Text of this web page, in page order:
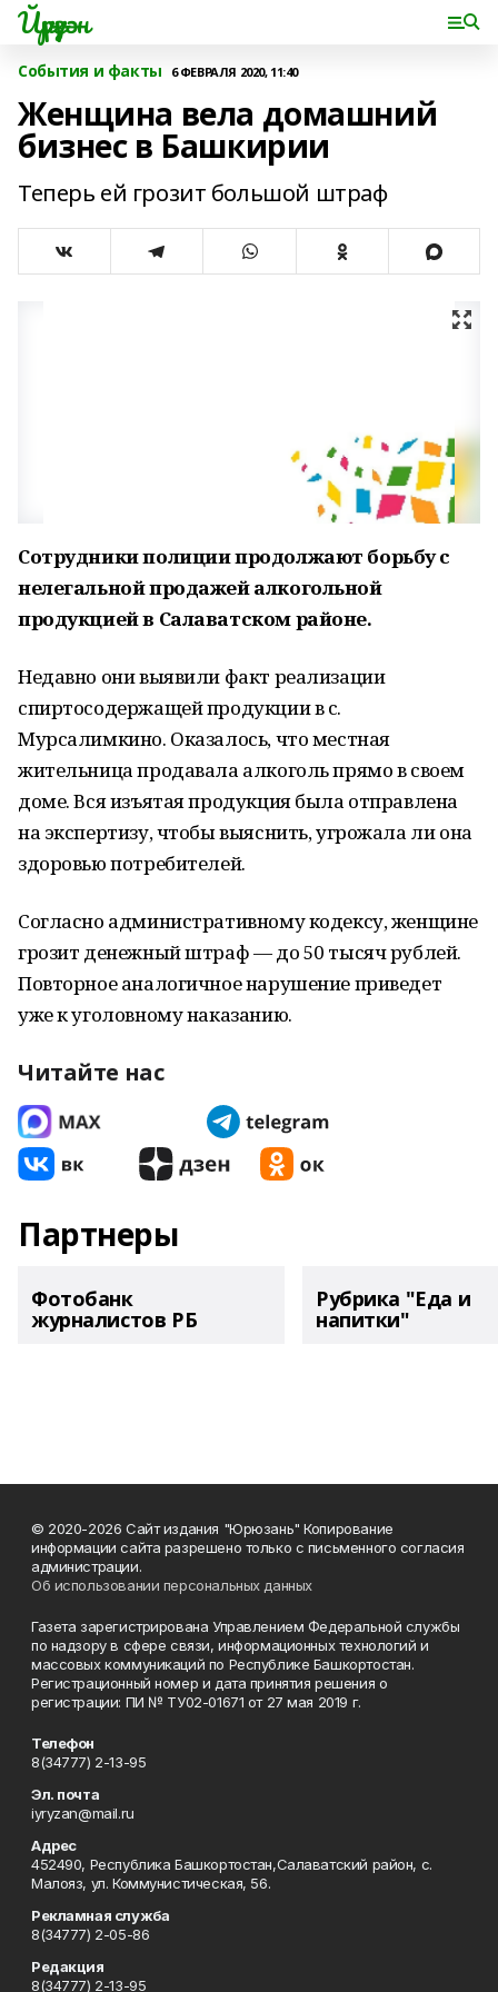
Йүрүҙән
События и факты 6 ФЕВРАЛЯ 2020, 11:40
Женщина вела домашний
бизнес в Башкирии
Теперь ей грозит большой штраф
Сотрудники полиции продолжают борьбу с
нелегальной продажей алкогольной
продукцией в Салаватском районе.
Недавно они выявили факт реализации
спиртосодержащей продукции в с.
Мурсалимкино. Оказалось, что местная
жительница продавала алкоголь прямо в своем
доме. Вся изъятая продукция была отправлена
на экспертизу, чтобы выяснить, угрожала ли она
здоровью потребителей.
Согласно административному кодексу, женщине
грозит денежный штраф — до 50 тысяч рублей.
Повторное аналогичное нарушение приведет
уже к уголовному наказанию.
Читайте нас
Партнеры
Фотобанк
журналистов РБ
Рубрика "Еда и
напитки"
© 2020-2026 Сайт издания "Юрюзань" Копирование
информации сайта разрешено только с письменного согласия
администрации.
Об использовании персональных данных
Газета зарегистрирована Управлением Федеральной службы
по надзору в сфере связи, информационных технологий и
массовых коммуникаций по Республике Башкортостан.
Регистрационный номер и дата принятия решения о
регистрации: ПИ № ТУ02-01671 от 27 мая 2019 г.
Телефон
8(34777) 2-13-95
Эл. почта
iyryzan@mail.ru
Адрес
452490, Республика Башкортостан,Салаватский район, с.
Малояз, ул. Коммунистическая, 56.
Рекламная служба
8(34777) 2-05-86
Редакция
8(34777) 2-13-95